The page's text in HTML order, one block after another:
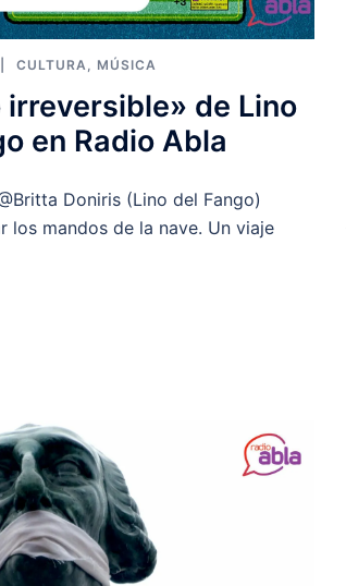
CULTURA MÚSICA
irreversible» de Lino
en Radio Abla
Doniris (Lino del Fango)
los mandos de la nave. Un viaje